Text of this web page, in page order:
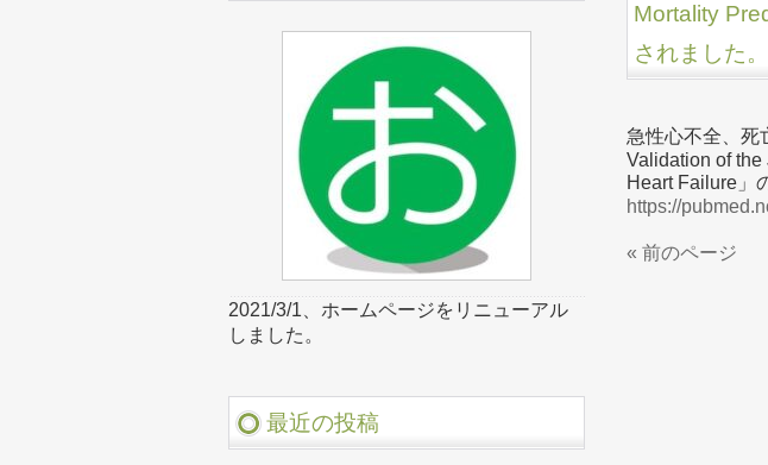
Mortality
されました。
急性心不全、死
Validation of
Heart Failure」
https://
« 前のページ
2021/3/1、ホームページをリニューアル
しました。
最近の投稿